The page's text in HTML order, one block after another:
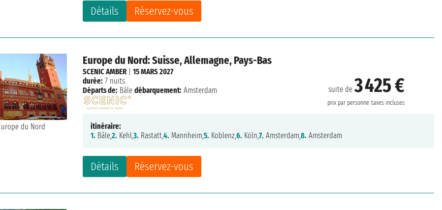
Détails Réservez-vous
Europe du Nord: Suisse, Allemagne, Pays-Bas
suite de3 425 €
prix par personne taxes incluses
Détails Réservez-vous
SCENIC AMBER|15 MARS 2027
durée: 7 nuits
Départs de: Bâle débarquement: Amsterdam
itinéraire:
1. Bâle,2. Kehl,3. Rastatt,4. Mannheim,5. Koblenz,6. Köln,7. Amsterdam,8. Amsterdam